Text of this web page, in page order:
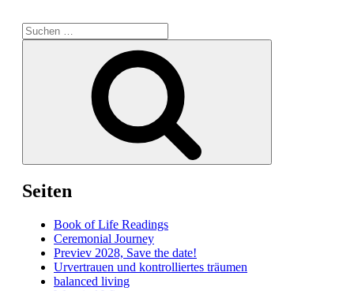
Suchen
nach:
Seiten
Book of Life Readings
Ceremonial Journey
Previev 2028, Save the date!
Urvertrauen und kontrolliertes träumen
balanced living